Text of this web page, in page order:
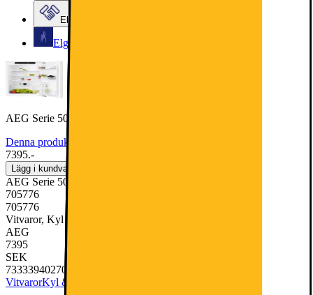
Elgiganten Företag
Elgiganten Kundklubb
AEG Serie 5000 Kylskåp OSK5O88EF (integrerat)
Denna produkt har ännu inte blivit bedömd.
7395.-
Lägg i kundvagn
AEG Serie 5000 Kylskåp OSK5O88EF (integrerat)
705776
705776
Vitvaror, Kyl & Frys, Kylskåp
AEG
7395
SEK
7333394027067
VitvarorKyl & Frys